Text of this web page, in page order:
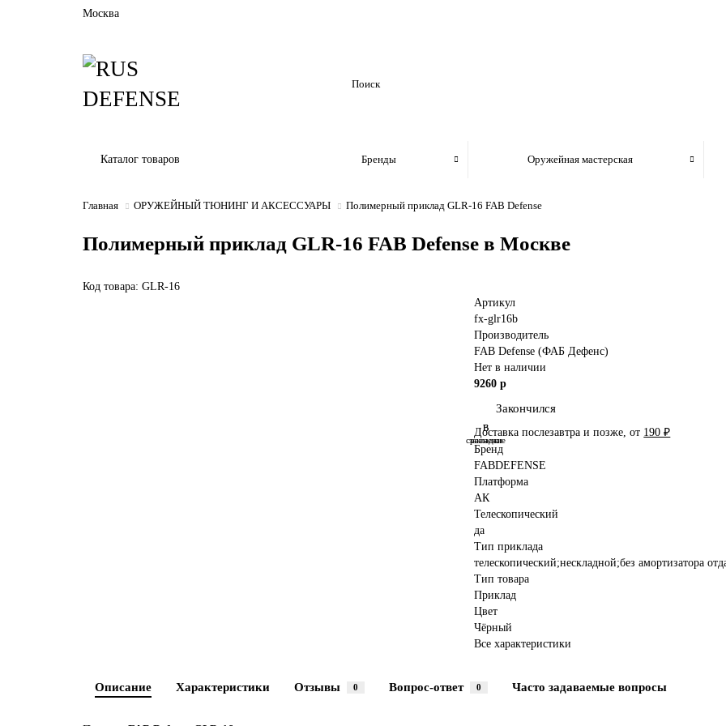
Москва
Каталог товаров Бренды Оружейная мастерская
Главная ОРУЖЕЙНЫЙ ТЮНИНГ И АКСЕССУАРЫ Полимерный приклад GLR-16 FAB Defense
Полимерный приклад GLR-16 FAB Defense в Москве
Код товара: GLR-16
Артикул
fx-glr16b
Производитель
FAB Defense (ФАБ Дефенс)
Нет в наличии
9260 р
Закончился
В
закладки
В
сравнение
Доставка послезавтра и позже, от 190 ₽
Бренд
FABDEFENSE
Платформа
АК
Телескопический
да
Тип приклада
телескопический;нескладной;без амортизатора
Тип товара
Приклад
Цвет
Чёрный
Все характеристики
Описание Характеристики Отзывы 0 Вопрос-ответ 0 Часто задаваемые вопросы